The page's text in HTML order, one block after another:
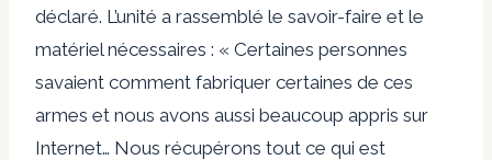
déclaré. L’unité a rassemblé le savoir-faire et le
matériel nécessaires : « Certaines personnes
savaient comment fabriquer certaines de ces
armes et nous avons aussi beaucoup appris sur
Internet… Nous récupérons tout ce qui est